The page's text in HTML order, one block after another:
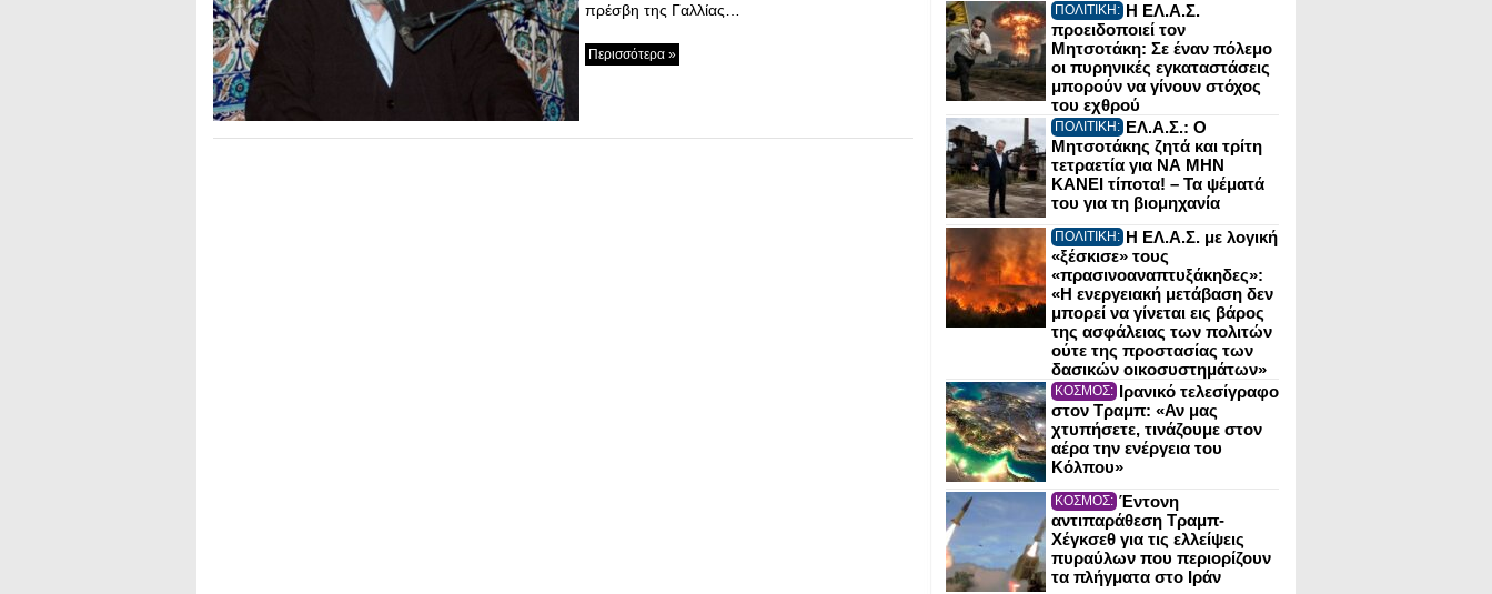
πρέσβη της Γαλλίας…
Περισσότερα »
ΠΟΛΙΤΙΚΗ: Η ΕΛ.Α.Σ.
προειδοποιεί τον
Μητσοτάκη: Σε έναν πόλεμο
οι πυρηνικές εγκαταστάσεις
μπορούν να γίνουν στόχος
του εχθρού
ΠΟΛΙΤΙΚΗ: ΕΛ.Α.Σ.: Ο
Μητσοτάκης ζητά και τρίτη
τετραετία για ΝΑ ΜΗΝ
ΚΑΝΕΙ τίποτα! – Τα ψέματά
του για τη βιομηχανία
ΠΟΛΙΤΙΚΗ: Η ΕΛ.Α.Σ. με λογική
«ξέσκισε» τους
«πρασινοαναπτυξάκηδες»:
«Η ενεργειακή μετάβαση δεν
μπορεί να γίνεται εις βάρος
της ασφάλειας των πολιτών
ούτε της προστασίας των
δασικών οικοσυστημάτων»
ΚΟΣΜΟΣ: Ιρανικό τελεσίγραφο
στον Τραμπ: «Αν μας
χτυπήσετε, τινάζουμε στον
αέρα την ενέργεια του
Κόλπου»
ΚΟΣΜΟΣ: Έντονη
αντιπαράθεση Τραμπ-
Χέγκσεθ για τις ελλείψεις
πυραύλων που περιορίζουν
τα πλήγματα στο Ιράν